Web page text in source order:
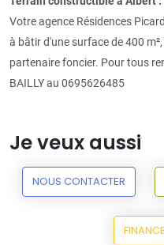
Votre agence Résidences
à bâtir d'une surface de 400
partenaire foncier. Pour tous
BAILLY au 0695626485
Je veux aussi
NOUS CONTACTER